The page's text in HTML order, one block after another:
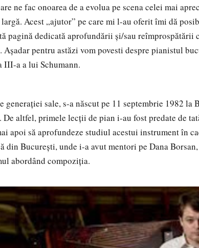
ne fac onoarea de a evolua pe scena celei mai
Acest „ajutor” pe care mi l-au oferit îmi dă
pagină dedicată aprofundării și/sau reîmprospătării
pentru astăzi vom povesti despre pianistul
III-a a lui Schumann.
sale, s-a născut pe 11 septembrie 1982 la
altfel, primele lecții de pian i-au fost predate de
apoi să aprofundeze studiul acestui instrument în
din București, unde i-a avut mentori pe Dana
abordând compoziția.